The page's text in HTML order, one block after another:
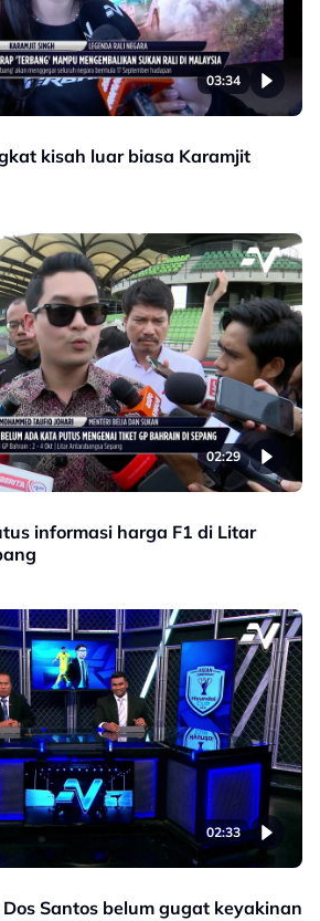
03:34
kisah luar biasa Karamjit
02:29
informasi harga F1 di Litar
02:33
Santos belum gugat keyakinan